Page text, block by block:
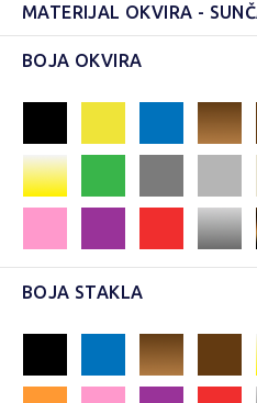
MATERIJAL OKVIRA -
BOJA OKVIRA
BOJA STAKLA